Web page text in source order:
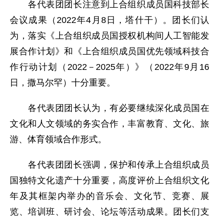
各代表团团长注意到上合组织成员国科技部长
会议成果（2022年4月8日，塔什干）。团长们认
为，落实《上合组织成员国授权机构间人工智能发
展合作计划》和《上合组织成员国优先领域科技合
作行动计划（2022－2025年）》（2022年9月16
日，撒马尔罕）十分重要。
各代表团团长认为，有必要继续深化成员国在
文化和人文领域的务实合作，丰富教育、文化、旅
游、体育领域合作形式。
各代表团团长强调，保护和传承上合组织成员
国独特文化遗产十分重要，高度评价上合组织文化
年及其框架内举办的音乐会、文化节、竞赛、展
览、培训班、研讨会、论坛等活动成果。团长们支